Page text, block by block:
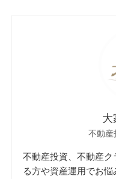
大
不動産
不動産投資、不動産
る方や資産運用でお